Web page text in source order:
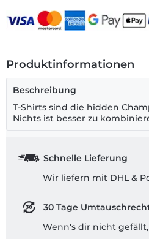
Produktinformationen
Beschreibung
T-Shirts sind die hidden
Nichts ist besser zu
Schnelle Lieferung
Wir liefern mit DHL &
30 Tage
Wenn's dir nicht